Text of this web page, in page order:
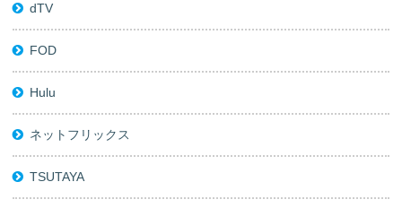
dTV
FOD
Hulu
ネットフリックス
TSUTAYA